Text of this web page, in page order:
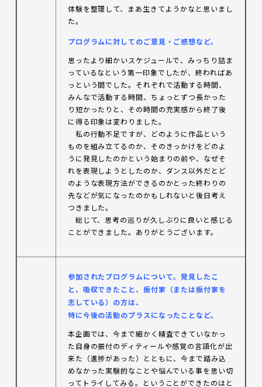
体験を整理して、まあ生きてようかなと思いまし
た。
プログラムに対してのご意見・ご感想など。
思ったより細かいスケジュールで、みっちり詰ま
っているなという第一印象でしたが、終わればあ
っという間でした。それぞれで活動する時間、
みんなで活動する時間、ちょっとずつ長かった
り短かったりと、その時間の充実感から終了後
に得る印象は変わりました。
私の行動不足ですが、どのように作品という
ものを組み立てるのか、そのきっかけをどのよ
うに発見したのかという始まりの前や、なぜそ
れを表現しようとしたのか、ダンス以外だとど
のような表現方法ができるのかとった終わりの
先などが気になったのかもしれないと後日考え
つきました。
総じて、思考の巡りが久しぶりに良いと感じる
ことができました。ありがとうございます。
参加されたプログラムについて。発見したこ
と、吸収できたこと、振付家（または振付家を
志している）の方は、
特に今後の活動のプラスになったことなど。
本企画では、今まで細かく精査できていなかっ
た自身の振付のディティールや感覚の言語化が出
来た（進捗があった）とともに、今まで踏み込
めなかった実験的なことや悩んでいる事を思い切
ってトライしてみる。ということができたのはと